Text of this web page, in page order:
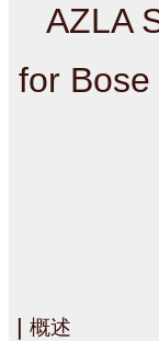
AZLA
for
概述